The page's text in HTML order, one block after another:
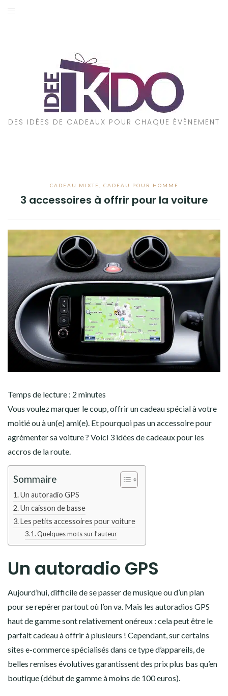
Aller
DES IDÉES DE CADEAUX POUR CHAQUE ÉVÉNEMENT
CADEAU MIXTE CADEAU POUR HOMME
3 accessoires à offrir pour la voiture
Temps de lecture : 2 minutes
Vous voulez marquer le coup, offrir un cadeau spécial à votre
moitié ou à un(e) ami(e). Et pourquoi pas un accessoire pour
agrémenter sa voiture ? Voici 3 idées de cadeaux pour les
accros de la route.
Sommaire
Un autoradio GPS
Un caisson de basse
Les petits accessoires pour voiture
Quelques mots sur l’auteur
Un autoradio GPS
Aujourd’hui, difficile de se passer de musique ou d’un plan
pour se repérer partout où l’on va. Mais les autoradios GPS
haut de gamme sont relativement onéreux : cela peut être le
parfait cadeau à offrir à plusieurs ! Cependant, sur certains
sites e-commerce spécialisés dans ce type d’appareils, de
belles remises évolutives garantissent des prix plus bas qu’en
boutique (début de gamme à moins de 100 euros).
CADEAUX PAR STYLE
POUR QUI EST CE CADEAU ?
A PROPOS